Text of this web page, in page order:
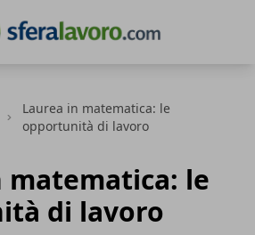
Laurea in matematica: le
opportunità di lavoro
matematica: le
di lavoro